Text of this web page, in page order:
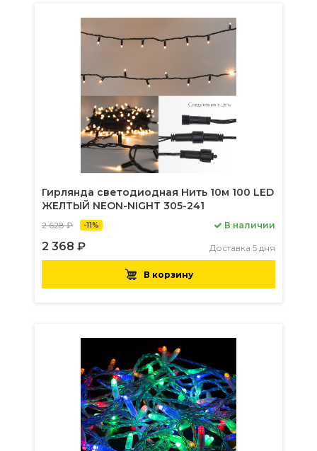
Гирлянда светодиодная Нить 10м 100 LED
ЖЕЛТЫЙ NEON-NIGHT 305-241
2 628 ₽ -11%
2 368 ₽
В наличии
Доставка 5 дня
В корзину